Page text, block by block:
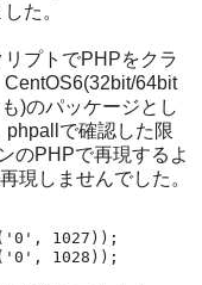
た。
プトでPHPをクラ
64bit
)のパッケージとし
phpallで確認した限
のPHPで再現するよ
現しませんでした。
1027));